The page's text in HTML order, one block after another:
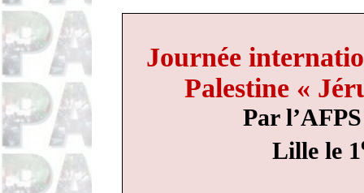
Journée
Palestine «
Par
Lille le 1